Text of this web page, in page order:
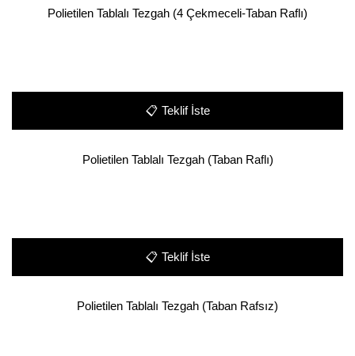
Polietilen Tablalı Tezgah (4 Çekmeceli-Taban Raflı)
📋 Teklif İste
Polietilen Tablalı Tezgah (Taban Raflı)
📋 Teklif İste
Polietilen Tablalı Tezgah (Taban Rafsız)